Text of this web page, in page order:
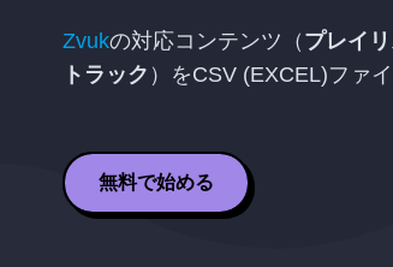
Zvukの対応コンテンツ（ プレイ
トラック ）をCSV (EXCEL)ファ
無料で始める